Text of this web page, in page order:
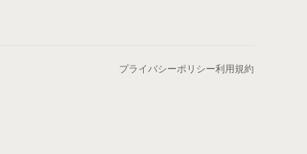
プライバシーポリシー利用規約